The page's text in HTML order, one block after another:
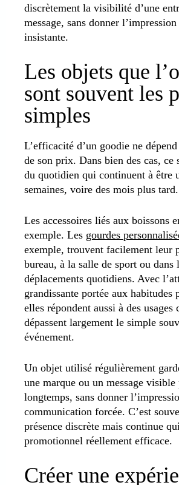
discrètement la visibilité d’une
message, sans donner
insistante.
Les objets que
sont souvent les
simples
L’efficacité d’un goodie ne
de son prix. Dans bien des cas, ce
du quotidien qui continuent à être
semaines, voire des mois plus tard.
Les accessoires liés aux boissons
exemple. Les gourdes
exemple, trouvent facilement leur
bureau, à la salle de sport ou dans
déplacements quotidiens. Avec
grandissante portée aux habitudes
elles répondent aussi à des usages
dépassent largement le simple
événement.
Un objet utilisé régulièrement
une marque ou un message visible
longtemps, sans donner
communication forcée. C’est
présence discrète mais continue
promotionnel réellement efficace.
Créer une